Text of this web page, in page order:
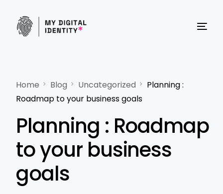
Home Blog Uncategorized
Planning :
Roadmap to your business goals
Planning : Roadmap
to your business
goals
Français